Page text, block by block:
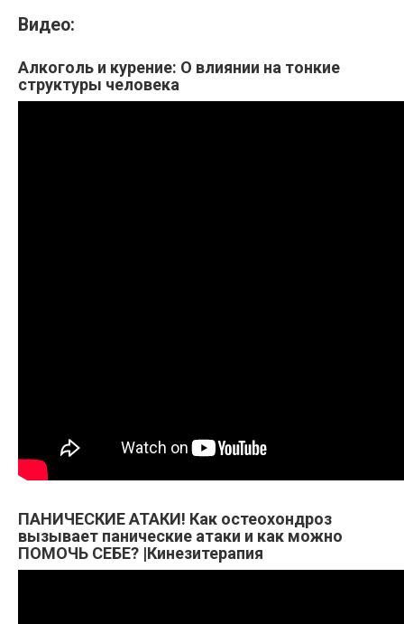
Видео:
Алкоголь и курение: О влиянии на тонкие
структуры человека
ПАНИЧЕСКИЕ АТАКИ! Как остеохондроз
вызывает панические атаки и как можно
ПОМОЧЬ СЕБЕ? |Кинезитерапия